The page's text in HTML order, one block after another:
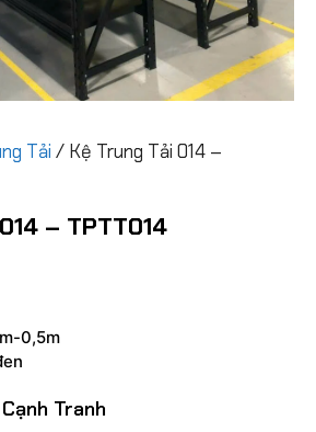
Tải / Kệ Trung Tải 014 –
– TPTT014
0,5m
Tranh